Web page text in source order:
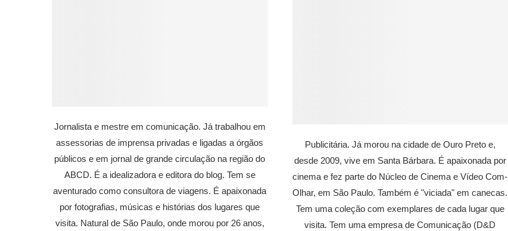
Jornalista e mestre em comunicação. Já trabalhou em
assessorias de imprensa privadas e ligadas a órgãos
públicos e em jornal de grande circulação na região do
ABCD. É a idealizadora e editora do blog. Tem se
aventurado como consultora de viagens. É apaixonada
por fotografias, músicas e histórias dos lugares que
visita. Natural de São Paulo, onde morou por 26 anos,
Publicitária. Já morou na cidade de Ouro Preto e,
desde 2009, vive em Santa Bárbara. É apaixonada por
cinema e fez parte do Núcleo de Cinema e Vídeo Com-
Olhar, em São Paulo. Também é "viciada" em canecas.
Tem uma coleção com exemplares de cada lugar que
visita. Tem uma empresa de Comunicação (D&D